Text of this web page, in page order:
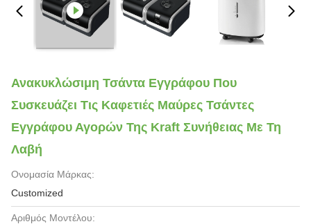
Ανακυκλώσιμη Τσάντα Εγγράφου Που
Συσκευάζει Τις Καφετιές Μαύρες Τσάντες
Εγγράφου Αγορών Της Kraft Συνήθειας Με Τη
Λαβή
Ονομασία Μάρκας:
Customized
Αριθμός Μοντέλου: